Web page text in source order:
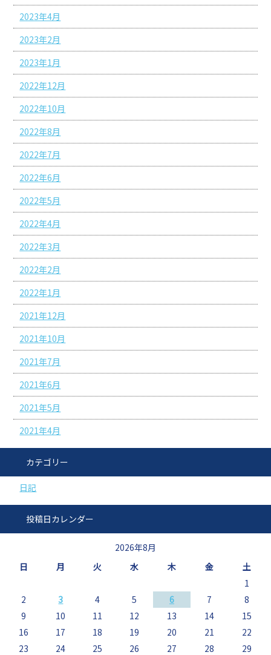
2023年4月
2023年2月
2023年1月
2022年12月
2022年10月
2022年8月
2022年7月
2022年6月
2022年5月
2022年4月
2022年3月
2022年2月
2022年1月
2021年12月
2021年10月
2021年7月
2021年6月
2021年5月
2021年4月
カテゴリー
日記
投稿日カレンダー
2026年8月
日
月 火 水 木 金
土
1
2
3 4 5 6 7
8
9
10 11 12 13 14
15
16
17 18 19 20 21
22
23
24 25 26 27 28 29